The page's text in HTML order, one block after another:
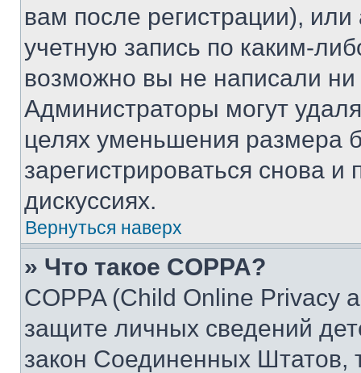
вам после регистрации),
учетную запись по каким-
возможно вы не написали
Администраторы могут
целях уменьшения размера
зарегистрироваться снова и
дискуссиях.
Вернуться наверх
» Что такое COPPA?
COPPA (Child Online Privacy
защите личных сведений
закон Соединенных Штатов,